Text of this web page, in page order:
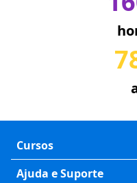
Cursos
Exatas
Ajuda e Suporte